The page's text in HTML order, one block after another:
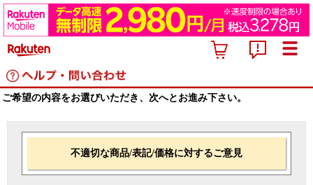
ご希望の内容をお選びいただき、次へとお進み下さい。
不適切な商品/表記/価格に対するご意見